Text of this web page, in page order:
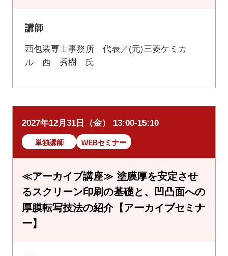
講師
西包装専士事務所 代表／(元)三菱ケミカ
ル 西 秀樹 氏
2027年12月31日（金） 13:00-15:10
単独講師 WEBセミナー
≪アーカイブ講座≫ 塗膜厚を安定させ
るスクリーン印刷の基礎と、凹凸面への
厚膜転写技法の紹介【アーカイブセミナ
ー】